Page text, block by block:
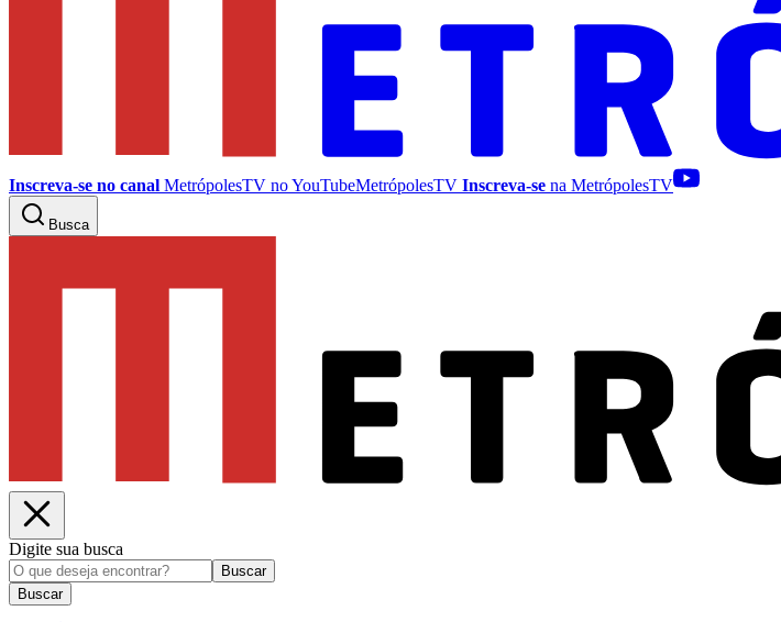
Inscreva-se no canal MetrópolesTV noYouTubeMetrópolesTV Inscreva-se na MetrópolesTV
Busca
Digite sua busca
Buscar
Buscar